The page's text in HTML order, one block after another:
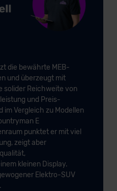
die bewährte MEB-
und überzeugt mit
solider Reichweite von
und Preis-
im Vergleich zu Modellen
E
punktet er mit viel
zeigt aber
kleinen Display.
Elektro-SUV